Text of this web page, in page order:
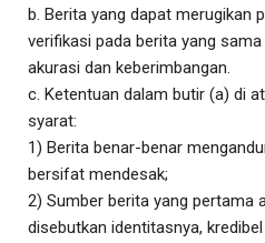
b. Berita yang dapat merugikan
verifikasi pada berita yang
akurasi dan keberimbangan.
c. Ketentuan dalam butir (a) di
syarat:
1) Berita benar-benar
bersifat mendesak;
2) Sumber berita yang pertama
disebutkan identitasnya,